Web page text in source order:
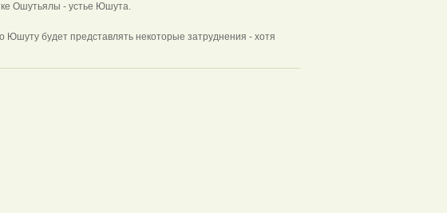
Ошутьялы - устье Юшута.
будет представлять некоторые затруднения - хотя